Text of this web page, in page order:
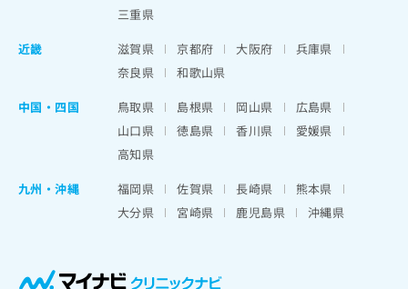
三重県
近畿
滋賀県 京都府 大阪府
兵庫県
奈良県
和歌山県
中国・四国
鳥取県 島根県 岡山県
広島県
山口県
徳島県 香川県
愛媛県
高知県
九州・沖縄
福岡県 佐賀県 長崎県
熊本県
大分県
宮崎県 鹿児島県 沖縄県